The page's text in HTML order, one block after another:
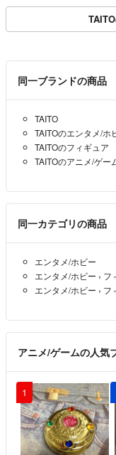
同一ブランドの商品
TAITO
TAITOのエンタメ/ホ
TAITOのフィギュア
TAITOのアニメ/ゲー
同一カテゴリの商品
エンタメ/ホビー
エンタメ/ホビー › フ
エンタメ/ホビー › フ
アニメ/ゲームの人気
1